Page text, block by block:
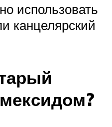
использовать
канцелярский